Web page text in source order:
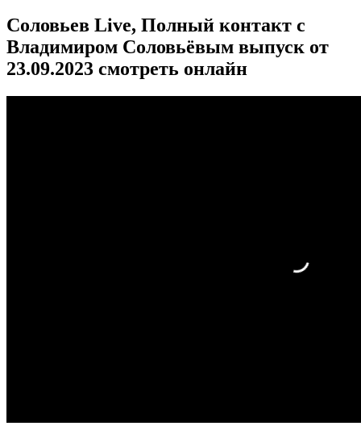
Соловьев Live, Полный контакт с
Владимиром Соловьёвым выпуск от
23.09.2023 смотреть онлайн